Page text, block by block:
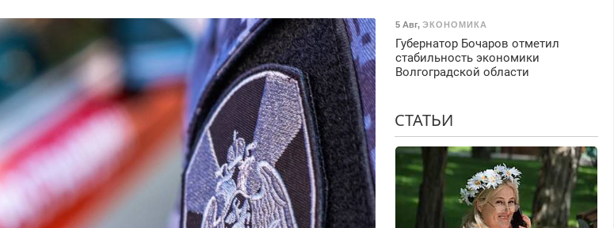
5 Авг, ЭКОНОМИКА
Губернатор Бочаров отметил
стабильность экономики
Волгоградской области
СТАТЬИ